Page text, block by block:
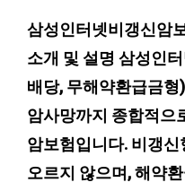
삼성인터넷비갱신암
소개 및 설명 삼성인
배당, 무해약환급금
암사망까지 종합적으
암보험입니다. 비갱
오르지 않으며, 해약